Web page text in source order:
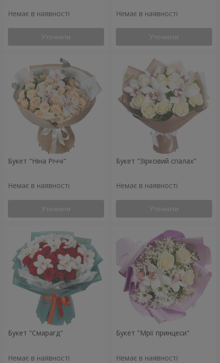
Немає в наявності
Уточнити
Немає в наявності
Уточнити
Букет "Ніна Річчі"
Немає в наявності
Уточнити
Букет "Зірковий спалах"
Немає в наявності
Уточнити
Букет "Смарагд"
Немає в наявності
Букет "Мрії принцеси"
Немає в наявності